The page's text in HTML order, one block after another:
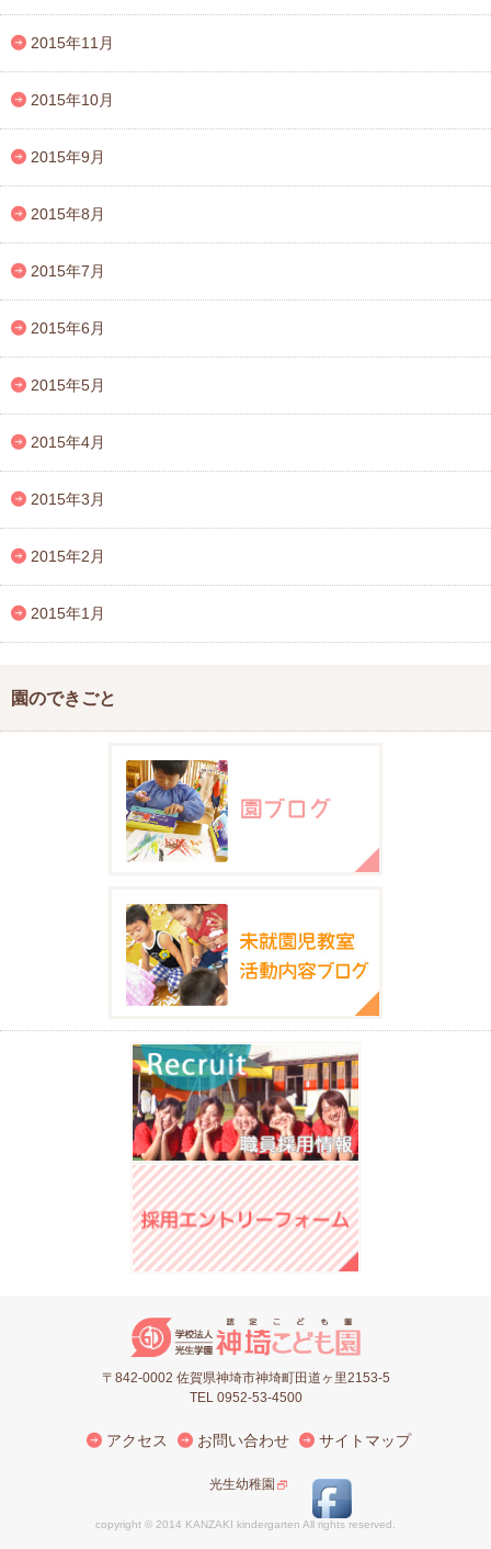
2015年11月
2015年10月
2015年9月
2015年8月
2015年7月
2015年6月
2015年5月
2015年4月
2015年3月
2015年2月
2015年1月
園のできごと
〒842-0002 佐賀県神埼市神埼町田道ヶ里2153-5
TEL 0952-53-4500
アクセス お問い合わせ サイトマップ
光生幼稚園
copyright © 2014 KANZAKI kindergarten All rights reserved.